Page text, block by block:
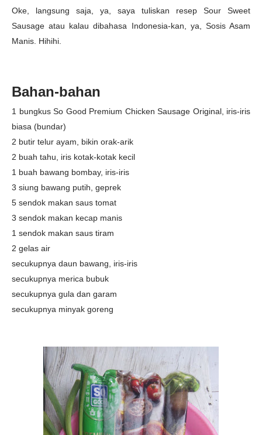
Oke, langsung saja, ya, saya tuliskan resep Sour Sweet
Sausage atau kalau dibahasa Indonesia-kan, ya, Sosis Asam
Manis. Hihihi.
Bahan-bahan
1 bungkus So Good Premium Chicken Sausage Original, iris-iris
biasa (bundar)
2 butir telur ayam, bikin orak-arik
2 buah tahu, iris kotak-kotak kecil
1 buah bawang bombay, iris-iris
3 siung bawang putih, geprek
5 sendok makan saus tomat
3 sendok makan kecap manis
1 sendok makan saus tiram
2 gelas air
secukupnya daun bawang, iris-iris
secukupnya merica bubuk
secukupnya gula dan garam
secukupnya minyak goreng